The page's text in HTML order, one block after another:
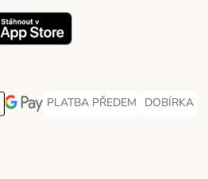
Method
Payment Method
GooglePay Payment Method
PLATBA PŘEDEM
PLATBA PŘEDEM Payment
DOBÍRKA
DOBÍRKA
Shipping Method